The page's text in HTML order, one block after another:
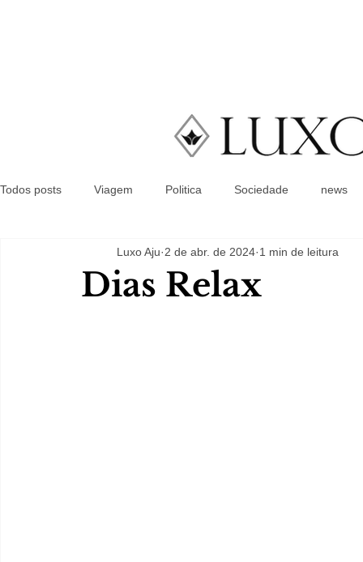
Todos posts Viagem Politica Sociedade news
Dias Relax
Luxo Aju 2 de abr. de 2024 1 min de leitura